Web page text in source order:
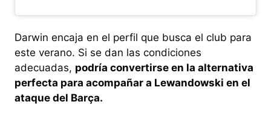
Darwin encaja en el perfil que busca el club para
este verano. Si se dan las condiciones
adecuadas, podría convertirse en la alternativa
perfecta para acompañar a Lewandowski en el
ataque del Barça.